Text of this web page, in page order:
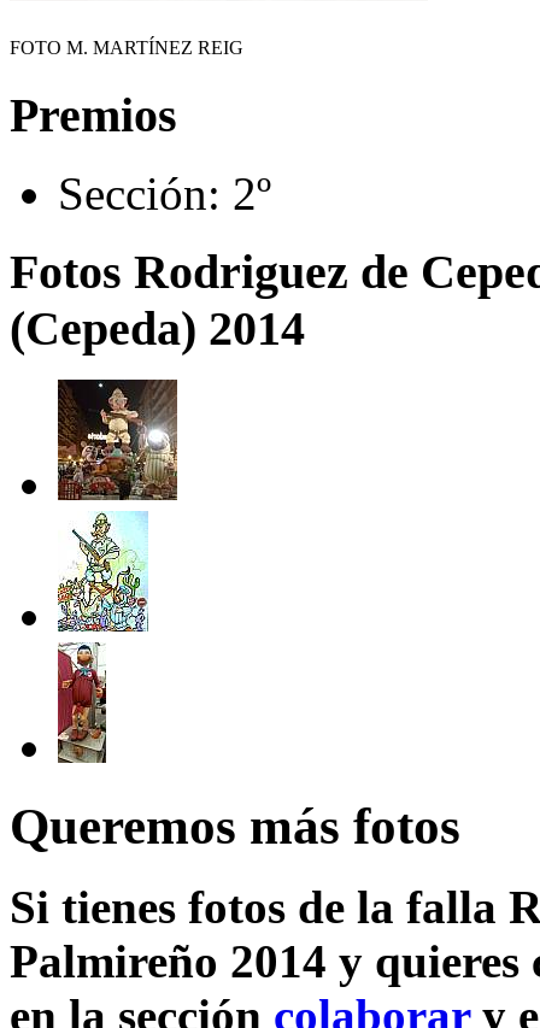
FOTO M. MARTÍNEZ REIG
Premios
Sección: 2º
Fotos Rodriguez de
(Cepeda) 2014
Queremos más fotos
Si tienes fotos de la falla
Palmireño 2014 y
en la sección colaborary